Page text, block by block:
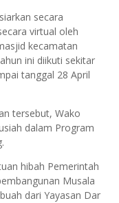
secara
virtual oleh
kecamatan
ini diikuti sekitar
tanggal 28 April
tersebut, Wako
dalam Program
hibah Pemerintah
Musala
dari Yayasan Dar